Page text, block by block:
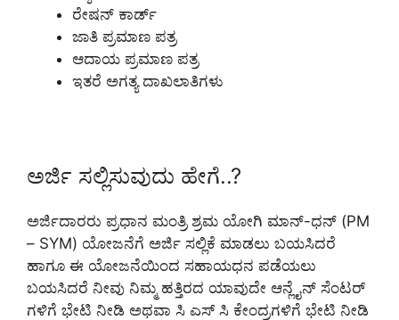
ರೇಷನ್ ಕಾರ್ಡ್
ಜಾತಿ ಪ್ರಮಾಣ ಪತ್ರ
ಆದಾಯ ಪ್ರಮಾಣ ಪತ್ರ
ಇತರೆ ಅಗತ್ಯ ದಾಖಲಾತಿಗಳು
ಅರ್ಜಿ ಸಲ್ಲಿಸುವುದು ಹೇಗೆ..?
ಅರ್ಜಿದಾರರು ಪ್ರಧಾನ ಮಂತ್ರಿ ಶ್ರಮ ಯೋಗಿ ಮಾನ್-ಧನ್ (PM
– SYM) ಯೋಜನೆಗೆ ಅರ್ಜಿ ಸಲ್ಲಿಕೆ ಮಾಡಲು ಬಯಸಿದರೆ
ಹಾಗೂ ಈ ಯೋಜನೆಯಿಂದ ಸಹಾಯಧನ ಪಡೆಯಲು
ಬಯಸಿದರೆ ನೀವು ನಿಮ್ಮ ಹತ್ತಿರದ ಯಾವುದೇ ಆನ್ಲೈನ್ ಸೆಂಟರ್
ಗಳಿಗೆ ಭೇಟಿ ನೀಡಿ ಅಥವಾ ಸಿ ಎಸ್ ಸಿ ಕೇಂದ್ರಗಳಿಗೆ ಭೇಟಿ ನೀಡಿ